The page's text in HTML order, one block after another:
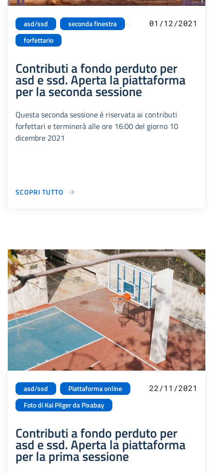
asd/ssd
seconda finestra
forfettario
01/12/2021
Contributi a fondo perduto per
asd e ssd. Aperta la piattaforma
per la seconda sessione
Questa seconda sessione è riservata ai contributi
forfettari e terminerà alle ore 16:00 del giorno 10
dicembre 2021
SCOPRI TUTTO
asd/ssd
Piattaforma online
Foto di Kai Pilger da Pixabay
22/11/2021
Contributi a fondo perduto per
asd e ssd. Aperta la piattaforma
per la prima sessione